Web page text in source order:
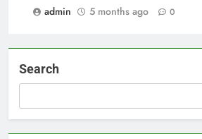
admin
5 months ago 0
Search